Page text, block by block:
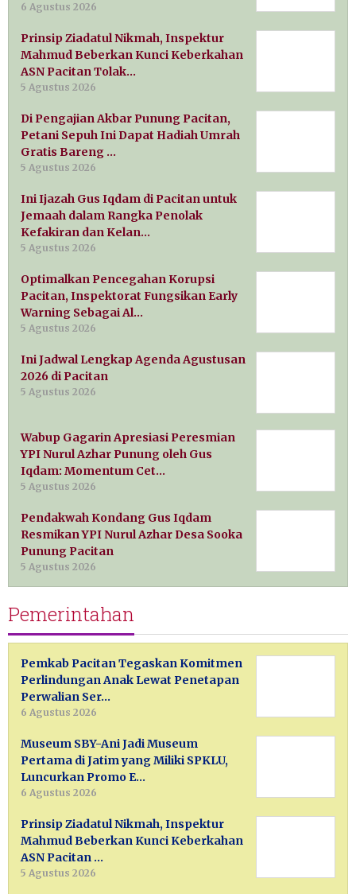
6 Agustus 2026
Prinsip Ziadatul Nikmah, Inspektur
Mahmud Beberkan Kunci Keberkahan
ASN Pacitan Tolak…
5 Agustus 2026
Di Pengajian Akbar Punung Pacitan,
Petani Sepuh Ini Dapat Hadiah Umrah
Gratis Bareng …
5 Agustus 2026
Ini Ijazah Gus Iqdam di Pacitan untuk
Jemaah dalam Rangka Penolak
Kefakiran dan Kelan…
5 Agustus 2026
Optimalkan Pencegahan Korupsi
Pacitan, Inspektorat Fungsikan Early
Warning Sebagai Al…
5 Agustus 2026
Ini Jadwal Lengkap Agenda Agustusan
2026 di Pacitan
5 Agustus 2026
Wabup Gagarin Apresiasi Peresmian
YPI Nurul Azhar Punung oleh Gus
Iqdam: Momentum Cet…
5 Agustus 2026
Pendakwah Kondang Gus Iqdam
Resmikan YPI Nurul Azhar Desa Sooka
Punung Pacitan
5 Agustus 2026
Pemerintahan
Pemkab Pacitan Tegaskan Komitmen
Perlindungan Anak Lewat Penetapan
Perwalian Ser…
6 Agustus 2026
Museum SBY-Ani Jadi Museum
Pertama di Jatim yang Miliki SPKLU,
Luncurkan Promo E…
6 Agustus 2026
Prinsip Ziadatul Nikmah, Inspektur
Mahmud Beberkan Kunci Keberkahan
ASN Pacitan …
5 Agustus 2026